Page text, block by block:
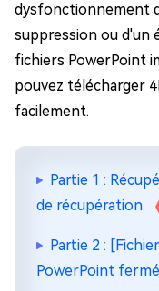
dysfonctionnement
suppression ou d'un
fichiers PowerPoint
pouvez télécharger
facilement.
Partie 1 :
de récupération
Partie 2 :
PowerPoint